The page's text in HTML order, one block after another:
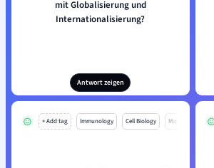
mit Globalisierung und
Internationalisierung?
Antwort zeigen
+ Add tag Immunology Cell Biology Mo